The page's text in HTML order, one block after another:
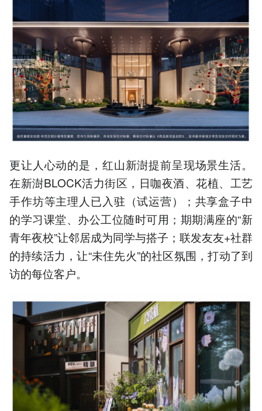
更让人心动的是，红山新澍提前呈现场景生活。
在新澍BLOCK活力街区，日咖夜酒、花植、工艺
手作坊等主理人已入驻（试运营）；共享盒子中
的学习课堂、办公工位随时可用；期期满座的“新
青年夜校”让邻居成为同学与搭子；联发友友+社群
的持续活力，让“未住先火”的社区氛围，打动了到
访的每位客户。